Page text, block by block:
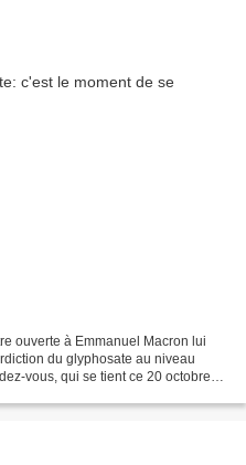
ouverte à Emmanuel Macron lui
du glyphosate au niveau
vous, qui se tient ce 20 octobre